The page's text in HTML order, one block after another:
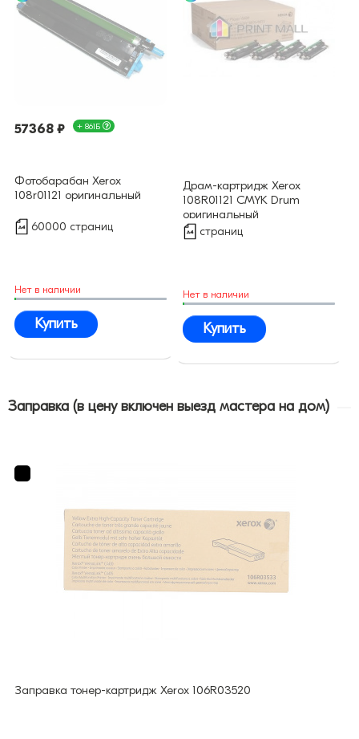
57368 ₽ + 861Б
Фотобарабан Xerox
108r01121 оригинальный
60000 страниц
Нет в наличии
Купить
Драм-картридж Xerox
108R01121 CMYK Drum
оригинальный
страниц
Нет в наличии
Купить
Заправка (в цену включен выезд мастера на дом)
Заправка тонер-картридж Xerox 106R03520